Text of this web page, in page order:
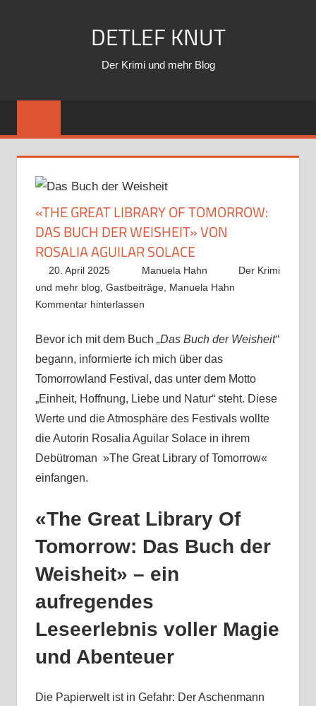
DETLEF KNUT
Der Krimi und mehr Blog
«THE GREAT LIBRARY OF TOMORROW:
DAS BUCH DER WEISHEIT» VON
ROSALIA AGUILAR SOLACE
20. April 2025 Manuela Hahn
Der Krimi
und mehr blog, Gastbeiträge, Manuela Hahn
Kommentar hinterlassen
Bevor ich mit dem Buch „Das Buch der Weisheit“
begann, informierte ich mich über das
Tomorrowland Festival, das unter dem Motto
„Einheit, Hoffnung, Liebe und Natur“ steht. Diese
Werte und die Atmosphäre des Festivals wollte
die Autorin Rosalia Aguilar Solace in ihrem
Debütroman »The Great Library of Tomorrow«
einfangen.
«The Great Library Of
Tomorrow: Das Buch der
Weisheit» – ein
aufregendes
Leseerlebnis voller Magie
und Abenteuer
Die Papierwelt ist in Gefahr: Der Aschenmann